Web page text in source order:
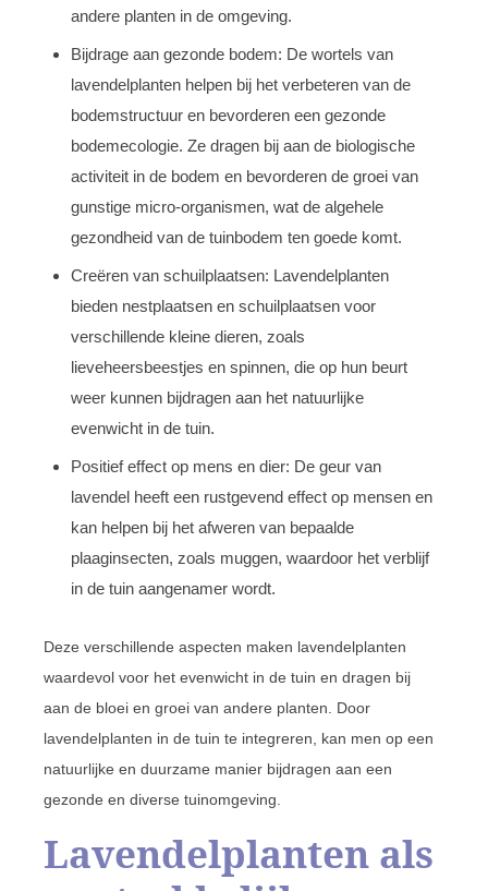
andere planten in de omgeving.
Bijdrage aan gezonde bodem: De wortels van
lavendelplanten helpen bij het verbeteren van de
bodemstructuur en bevorderen een gezonde
bodemecologie. Ze dragen bij aan de biologische
activiteit in de bodem en bevorderen de groei van
gunstige micro-organismen, wat de algehele
gezondheid van de tuinbodem ten goede komt.
Creëren van schuilplaatsen: Lavendelplanten
bieden nestplaatsen en schuilplaatsen voor
verschillende kleine dieren, zoals
lieveheersbeestjes en spinnen, die op hun beurt
weer kunnen bijdragen aan het natuurlijke
evenwicht in de tuin.
Positief effect op mens en dier: De geur van
lavendel heeft een rustgevend effect op mensen en
kan helpen bij het afweren van bepaalde
plaaginsecten, zoals muggen, waardoor het verblijf
in de tuin aangenamer wordt.
Deze verschillende aspecten maken lavendelplanten
waardevol voor het evenwicht in de tuin en dragen bij
aan de bloei en groei van andere planten. Door
lavendelplanten in de tuin te integreren, kan men op een
natuurlijke en duurzame manier bijdragen aan een
gezonde en diverse tuinomgeving.
Lavendelplanten als